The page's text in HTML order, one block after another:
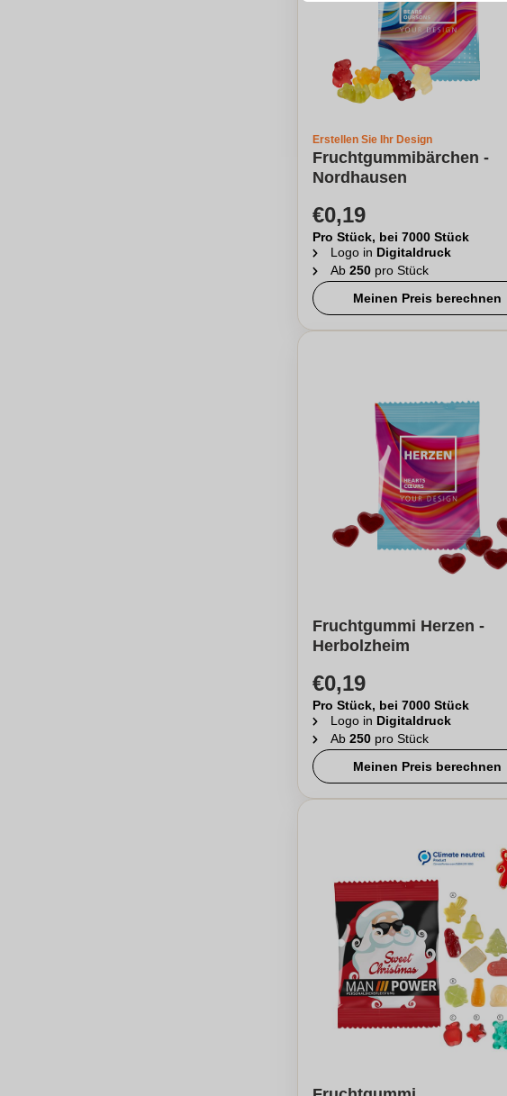
Erstellen Sie Ihr Design
Fruchtgummibärchen -
Nordhausen
€0,19
Pro Stück, bei 7000 Stück
Logo in Digitaldruck
Ab 250 pro Stück
Meinen Preis berechnen
Fruchtgummi Herzen -
Herbolzheim
€0,19
Pro Stück, bei 7000 Stück
Logo in Digitaldruck
Ab 250 pro Stück
Meinen Preis berechnen